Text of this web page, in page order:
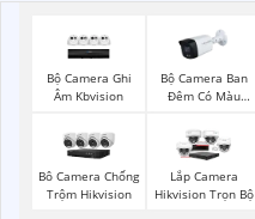
Bộ Camera Ghi
Âm Kbvision
Bộ Camera Ban
Đêm Có Màu
Bô Camera Chống
Trộm Hikvision
Lắp Camera
Hikvision Trọn Bộ